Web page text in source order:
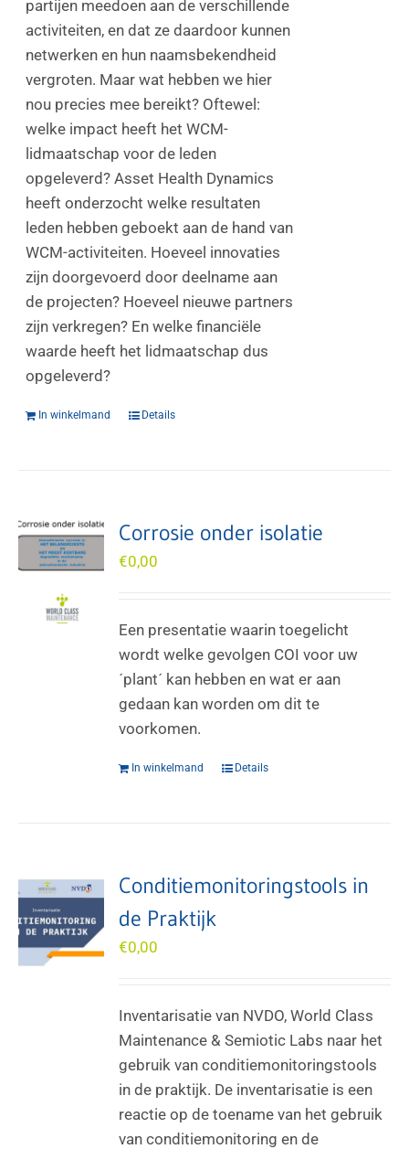
partijen meedoen aan de verschillende
activiteiten, en dat ze daardoor kunnen
netwerken en hun naamsbekendheid
vergroten. Maar wat hebben we hier
nou precies mee bereikt? Oftewel:
welke impact heeft het WCM-
lidmaatschap voor de leden
opgeleverd? Asset Health Dynamics
heeft onderzocht welke resultaten
leden hebben geboekt aan de hand van
WCM-activiteiten. Hoeveel innovaties
zijn doorgevoerd door deelname aan
de projecten? Hoeveel nieuwe partners
zijn verkregen? En welke financiële
waarde heeft het lidmaatschap dus
opgeleverd?
In winkelmand Details
Corrosie onder isolatie
€0,00
Een presentatie waarin toegelicht
wordt welke gevolgen COI voor uw
´plant´ kan hebben en wat er aan
gedaan kan worden om dit te
voorkomen.
In winkelmand Details
Conditiemonitoringstools in
de Praktijk
€0,00
Inventarisatie van NVDO, World Class
Maintenance & Semiotic Labs naar het
gebruik van conditiemonitoringstools
in de praktijk. De inventarisatie is een
reactie op de toename van het gebruik
van conditiemonitoring en de